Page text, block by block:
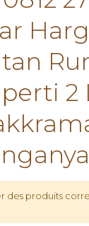
2
des produits